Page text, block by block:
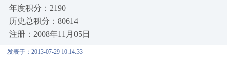
年度积分：2190
历史总积分：80614
注册：2008年11月05日
发表于：2013-07-29 10:14:33